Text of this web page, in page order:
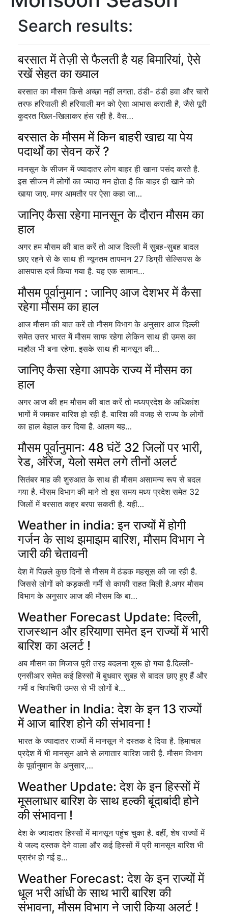
Search results:
बरसात में तेज़ी से फैलती है यह बिमारियां, ऐसे
रखें सेहत का ख्याल
बरसात का मौसम किसे अच्छा नहीं लगता. ठंडी- ठंडी हवा और चारों
तरफ हरियाली ही हरियाली मन को ऐसा आभास कराती है, जैसे पूरी
कुदरत खिल-खिलाकर हंस रही है. वैस…
बरसात के मौसम में किन बाहरी खाद्य या पेय
पदार्थों का सेवन करें ?
मानसून के सीजन में ज्यादातर लोग बाहर ही खाना पसंद करते है.
इस सीजन में लोगों का ज्यादा मन होता है कि बाहर ही खाने को
खाया जाए. मगर आमतौर पर ऐसा कहा जा…
जानिए कैसा रहेगा मानसून के दौरान मौसम का
हाल
अगर हम मौसम की बात करें तो आज दिल्ली में सुबह-सुबह बादल
छाए रहने से के साथ ही न्यूनतम तापमान 27 डिग्री सेल्सियस के
आसपास दर्ज किया गया है. यह एक सामान…
मौसम पूर्वानुमान : जानिए आज देशभर में कैसा
रहेगा मौसम का हाल
आज मौसम की बात करें तो मौसम विभाग के अनुसार आज दिल्ली
समेत उत्तर भारत में मौसम साफ रहेगा लेकिन साथ ही उमस का
माहौल भी बना रहेगा. इसके साथ ही मानसून की…
जानिए कैसा रहेगा आपके राज्य में मौसम का
हाल
अगर आज की हम मौसम की बात करें तो मध्यप्रदेश के अधिकांश
भागों में जमकर बारिश हो रही है. बारिश की वजह से राज्य के लोगों
का हाल बेहाल कर दिया है. आलम यह…
मौसम पूर्वानुमान: 48 घंटें 32 जिलों पर भारी,
रेड, ऑरेंज, येलो समेत लगे तीनों अलर्ट
सितंबर माह की शुरुआत के साथ ही मौसम असामन्य रूप से बदल
गया है. मौसम विभाग की माने तो इस समय मध्य प्रदेश समेत 32
जिलों में बरसात कहर बरपा सकती है. यही…
Weather in india: इन राज्यों में होगी
गर्जन के साथ झमाझम बारिश, मौसम विभाग ने
जारी की चेतावनी
देश में पिछले कुछ दिनों से मौसम में ठंडक महसूस की जा रही है.
जिससे लोगों को कड़कती गर्मी से काफी राहत मिली है.अगर मौसम
विभाग के अनुसार आज की मौसम कि बा…
Weather Forecast Update: दिल्ली,
राजस्थान और हरियाणा समेत इन राज्यों में भारी
बारिश का अलर्ट !
अब मौसम का मिजाज पूरी तरह बदलना शुरू हो गया है.दिल्ली-
एनसीआर समेत कई हिस्सों में बुधवार सुबह से बादल छाए हुए हैं और
गर्मी व चिपचिपी उमस से भी लोगों बे…
Weather in India: देश के इन 13 राज्यों
में आज बारिश होने की संभावना !
भारत के ज्यादातर राज्यों में मानसून ने दस्तक दे दिया है. हिमाचल
प्रदेश में भी मानसून आने से लगातार बारिश जारी है. मौसम विभाग
के पूर्वानुमान के अनुसार,…
Weather Update: देश के इन हिस्सों में
मूसलाधार बारिश के साथ हल्की बूंदाबांदी होने
की संभावना !
देश के ज्यादातर हिस्सों में मानसून पहुंच चुका है. वहीं, शेष राज्यों में
ये जल्द दस्तक देने वाला और कई हिस्सों में प्री मानसून बारिश भी
प्रारंभ हो गई ह…
Weather Forecast: देश के इन राज्यों में
धूल भरी आंधी के साथ भारी बारिश की
संभावना, मौसम विभाग ने जारी किया अलर्ट !